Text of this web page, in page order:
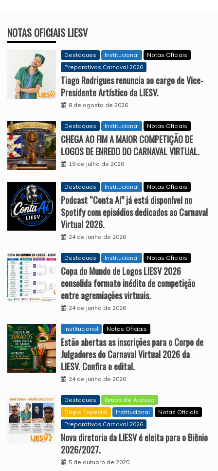
NOTAS OFICIAIS LIESV
Destaques Institucional
Notas Oficiais
Preparativos Carnaval 2026
Tiago Rodrigues renuncia ao cargo de Vice-
Presidente Artístico da LIESV.
8 de agosto de 2026
Destaques Institucional Notas Oficiais
CHEGA AO FIM A MAIOR COMPETIÇÃO DE
LOGOS DE ENREDO DO CARNAVAL VIRTUAL.
19 de julho de 2026
Destaques Institucional Notas Oficiais
Podcast “Conta Aí” já está disponível no
Spotify com episódios dedicados ao Carnaval
Virtual 2026.
24 de junho de 2026
Destaques Institucional Notas Oficiais
Copa do Mundo de Logos LIESV 2026
consolida formato inédito de competição
entre agremiações virtuais.
24 de junho de 2026
Institucional Notas Oficiais
Estão abertas as inscrições para o Corpo de
Julgadores do Carnaval Virtual 2026 da
LIESV. Confira o edital.
24 de junho de 2026
Destaques
Grupo de Acesso
Grupo Especial
Institucional
Notas Oficiais
Preparativos Carnaval 2026
Nova diretoria da LIESV é eleita para o Biênio
2026/2027.
5 de outubro de 2025